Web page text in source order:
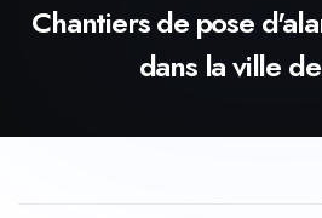
Chantiers de pose
dans la ville